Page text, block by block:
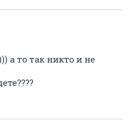
а то так никто и не